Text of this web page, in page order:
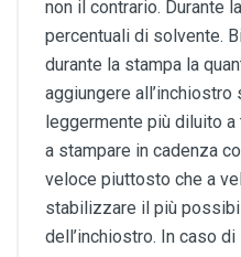
non il contrario. Durante
percentuali di solvente.
durante la stampa la
aggiungere
leggermente più diluito
a stampare in cadenza
veloce piuttosto che a
stabilizzare il più
dell’inchiostro. In caso